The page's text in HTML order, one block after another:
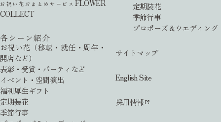
お祝い花おまとめサービス FLOWER
COLLECT
各シーン紹介
お祝い花（移転・就任・周年・
開店など）
表彰・受賞・パーティなど
イベント・空間演出
福利厚生ギフト
定期装花
季節行事
定期装花
季節行事
プロポーズ＆ウエディング
サイトマップ
English Site
採用情報